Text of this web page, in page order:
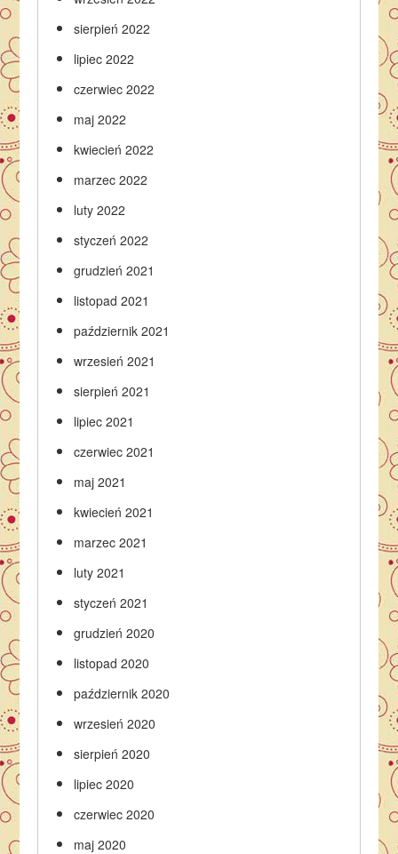
sierpień 2022
lipiec 2022
czerwiec 2022
maj 2022
kwiecień 2022
marzec 2022
luty 2022
styczeń 2022
grudzień 2021
listopad 2021
październik 2021
wrzesień 2021
sierpień 2021
lipiec 2021
czerwiec 2021
maj 2021
kwiecień 2021
marzec 2021
luty 2021
styczeń 2021
grudzień 2020
listopad 2020
październik 2020
wrzesień 2020
sierpień 2020
lipiec 2020
czerwiec 2020
maj 2020